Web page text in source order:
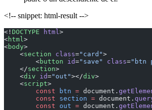
<!-- snippet: html-result -->
<! DOCTYPE html >
<html >
<body>
    <
section class="card">
        <
button id="save" class="btn
    </
section>
    <
div id="out"></div>
    <
script>
        const
btn = document.
        const
section = document.
        const
out = document.